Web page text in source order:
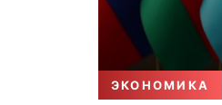
ЭКОНОМИКА